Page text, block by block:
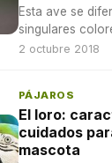
Esta ave se
singulares
y plumas que la
2 octubre 2018
PÁJAROS
El loro:
cuidados
mascota